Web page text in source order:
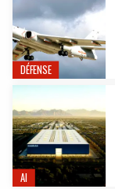
DÉFENSE
AI